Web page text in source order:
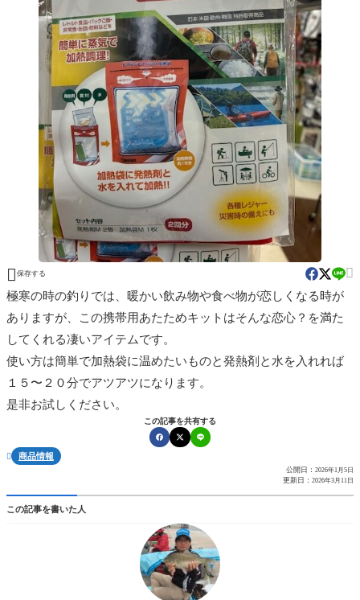
 保存する 
極寒の時の釣りでは、暖かい飲み物や食べ物が恋しくなる時が
ありますが、この携帯用あたためキットはそんな恋心？を満た
してくれる凄いアイテムです。
使い方は簡単で加熱袋に温めたいものと発熱剤と水を入れれば
１５〜２０分でアツアツになります。
是非お試しください。
この記事を共有する
 商品情報
公開日： 2026年1月5日
更新日： 2026年3月11日
この記事を書いた人